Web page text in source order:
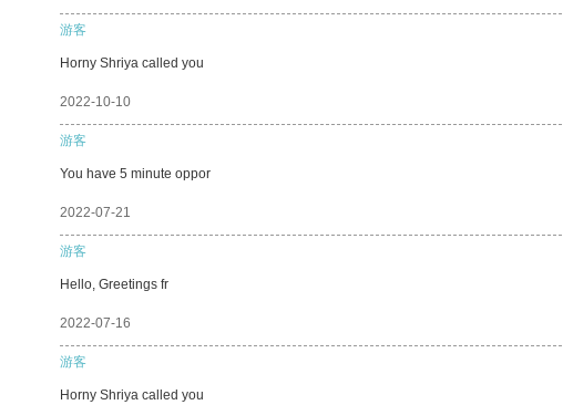
游客
Horny Shriya called you
2022-10-10
游客
You have 5 minute oppor
2022-07-21
游客
Hello, Greetings fr
2022-07-16
游客
Horny Shriya called you